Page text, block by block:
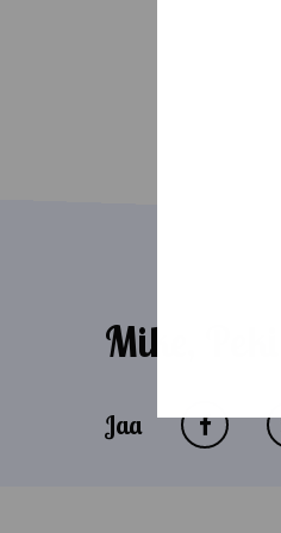
Mike, Peki
Jaa